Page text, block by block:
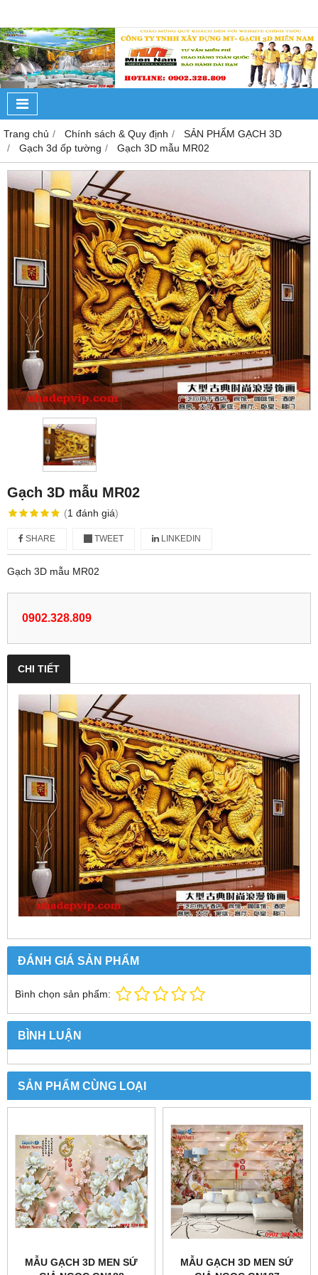
Trang chủ Chính sách & Quy định
SẢN PHẨM GẠCH 3D
Gạch 3d ốp tường
Gạch 3D mẫu MR02
Gạch 3D mẫu MR02
(1 đánh giá)
SHARE TWEET LINKEDIN
Gạch 3D mẫu MR02
0902.328.809
CHI TIẾT
ĐÁNH GIÁ SẢN PHẨM
Bình chọn sản phẩm:
BÌNH LUẬN
SẢN PHẨM CÙNG LOẠI
MẪU GẠCH 3D MEN SỨ
MẪU GẠCH 3D MEN SỨ